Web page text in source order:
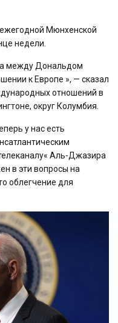
Мюнхенской
недели.
между Дональдом
к Европе », — сказал
отношений в
округ Колумбия.
у нас есть
Аль-Джазира
в эти вопросы на
облегчение для